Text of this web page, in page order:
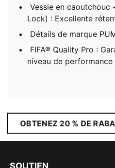
Vessie en caoutchouc
Lock) : Excellente
Détails de marque
FIFA® Quality Pro :
niveau de performance
OBTENEZ 20 % DE
SOUTIEN